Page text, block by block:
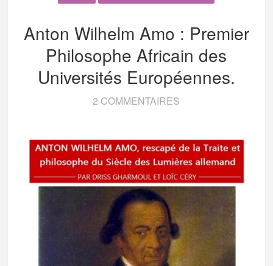
Anton Wilhelm Amo : Premier
Philosophe Africain des
Universités Européennes.
2 COMMENTAIRES